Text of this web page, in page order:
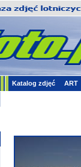
Katalog zdjęć ART